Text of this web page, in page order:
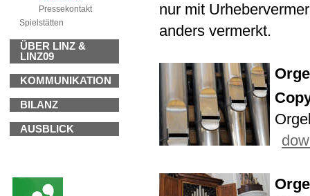
Pressekontakt
Spielstätten
ÜBER LINZ &
LINZ09
KOMMUNIKATION
BILANZ
AUSBLICK
nur mit
anders vermerkt.